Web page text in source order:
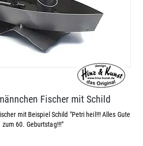
Fischer mit Schild
mit Beispiel Schild "Petri heil!!! Alles Gute
zum 60. Geburtstag!!!"